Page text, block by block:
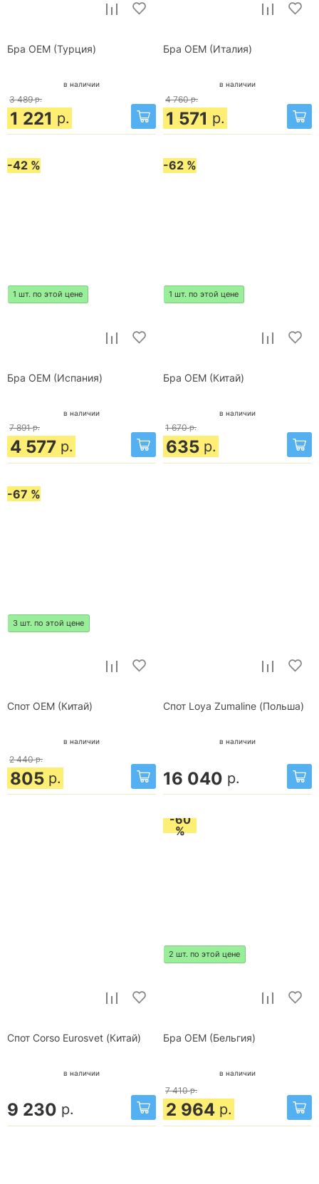
Бра OEM (Турция)
в наличии
3 489 р.
1 221 р.
Бра OEM (Италия)
в наличии
4 760 р.
1 571 р.
-42 %
1 шт. по этой цене
Бра OEM (Испания)
в наличии
7 891 р.
4 577 р.
-62 %
1 шт. по этой цене
Бра OEM (Китай)
в наличии
1 670 р.
635 р.
-67 %
3 шт. по этой цене
Спот OEM (Китай)
в наличии
2 440 р.
805 р.
Спот Loya Zumaline (Польша)
в наличии
16 040 р.
Спот Corso Eurosvet (Китай)
в наличии
9 230 р.
-60
%
2 шт. по этой цене
Бра OEM (Бельгия)
в наличии
7 410 р.
2 964 р.